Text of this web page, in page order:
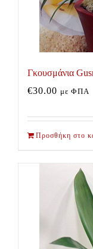
Γκουσμάνια
€30.00 με ΦΠΑ
Προσθήκη στο